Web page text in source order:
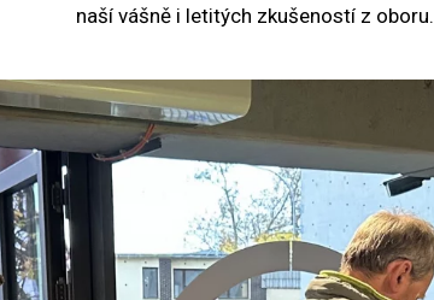
naší vášně i letitých zkušeností z oboru.